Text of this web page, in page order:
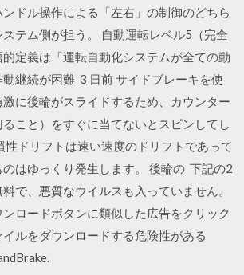
ドル操作による「左右」の制御のどちら
テム側が担う。 自動運転レベル5（完全
定義は「運転自動化システムが全ての動
継続が困難 3 日前 サイドブレーキを使
に後輪がスライドするため、カウンター
ること）をすぐに当てないとスピンしてし
性ドリフトは速い速度のドリフトであって
のはゆっくり発生します。 後輪の 下記の2
で、悪質なウイルスも入っていません。
ロードボタンに類似した広告をクリック
ルをダウンロードする危険性がある